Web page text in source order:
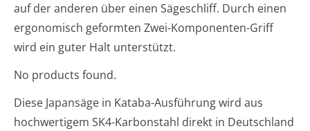
auf der anderen über einen Sägeschliff. Durch einen
ergonomisch geformten Zwei-Komponenten-Griff
wird ein guter Halt unterstützt.
No products found.
Diese Japansäge in Kataba-Ausführung wird aus
hochwertigem SK4-Karbonstahl direkt in Deutschland